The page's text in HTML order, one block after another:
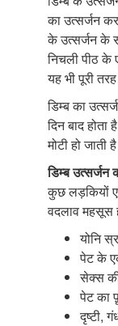
का उत्सर्जन
के उत्सर्जन के
निचली पीठ
यह भी पूरी
डिम्ब का
दिन बाद
मोटी हो जाती
डिम्ब उत्सर्जन
कुछ लड़कियों
वदलाव महसूस
योनि
पेट के
सेक्स
पेट का
दृष्टी,